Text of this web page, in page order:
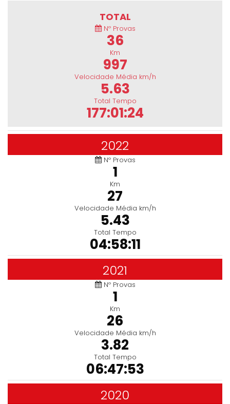
TOTAL
Nº Provas
36
Km
997
Velocidade Média km/h
5.63
Total Tempo
177:01:24
2022
Nº Provas
1
Km
27
Velocidade Média km/h
5.43
Total Tempo
04:58:11
2021
Nº Provas
1
Km
26
Velocidade Média km/h
3.82
Total Tempo
06:47:53
2020